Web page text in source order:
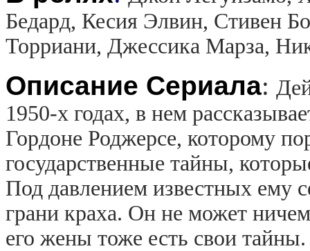
Бедард, Кесия Элвин, Стивен
Торриани, Джессика Марза,
Описание Сериала:
1950-х годах, в нем
Гордоне Роджерсе, которому
государственные тайны,
Под давлением известных ему
грани краха. Он не может
его жены тоже есть свои тайны.